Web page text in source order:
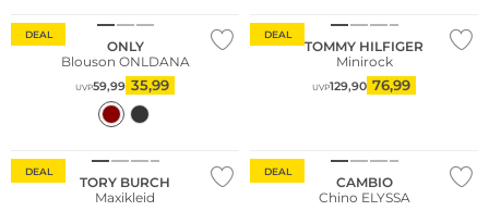
DEAL
ONLY
Blouson ONLDANA
UVP59,99 35,99
DEAL
TOMMY HILFIGER
Minirock
UVP129,90 76,99
DEAL
TORY BURCH
Maxikleid
DEAL
CAMBIO
Chino ELYSSA